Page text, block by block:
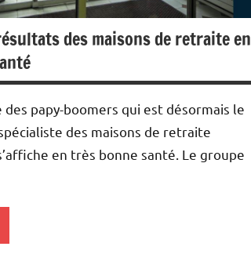
des maisons de retraite en
des papy-boomers qui est désormais le
des maisons de retraite
en très bonne santé. Le groupe